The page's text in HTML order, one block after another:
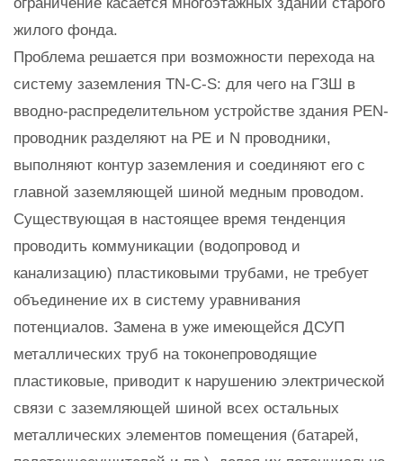
ограничение касается многоэтажных зданий старого
жилого фонда.
Проблема решается при возможности перехода на
систему заземления TN-C-S: для чего на ГЗШ в
вводно-распределительном устройстве здания PEN-
проводник разделяют на PE и N проводники,
выполняют контур заземления и соединяют его с
главной заземляющей шиной медным проводом.
Существующая в настоящее время тенденция
проводить коммуникации (водопровод и
канализацию) пластиковыми трубами, не требует
объединение их в систему уравнивания
потенциалов. Замена в уже имеющейся ДСУП
металлических труб на токонепроводящие
пластиковые, приводит к нарушению электрической
связи с заземляющей шиной всех остальных
металлических элементов помещения (батарей,